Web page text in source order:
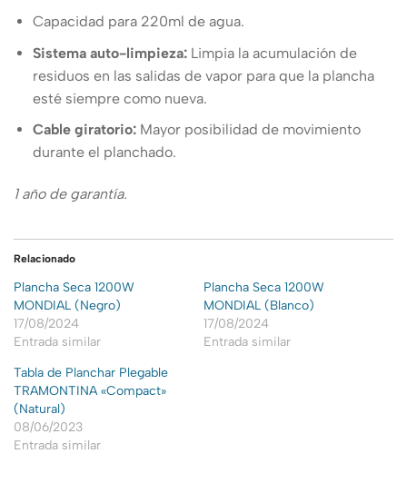
Capacidad para 220ml de agua.
Sistema auto-limpieza:Limpia la acumulación de
residuos en las salidas de vapor para que la plancha
esté siempre como nueva.
Cable giratorio:Mayor posibilidad de movimiento
durante el planchado.
1 año de garantía.
Relacionado
Plancha Seca 1200W
MONDIAL (Negro)
17/08/2024
Entrada similar
Plancha Seca 1200W
MONDIAL (Blanco)
17/08/2024
Entrada similar
Tabla de Planchar Plegable
TRAMONTINA «Compact»
(Natural)
08/06/2023
Entrada similar